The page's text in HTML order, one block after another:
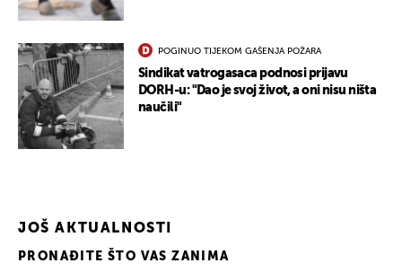
POGINUO TIJEKOM GAŠENJA POŽARA
Sindikat vatrogasaca podnosi prijavu
DORH-u: "Dao je svoj život, a oni nisu ništa
naučili"
JOŠ AKTUALNOSTI
PRONAĐITE ŠTO VAS ZANIMA